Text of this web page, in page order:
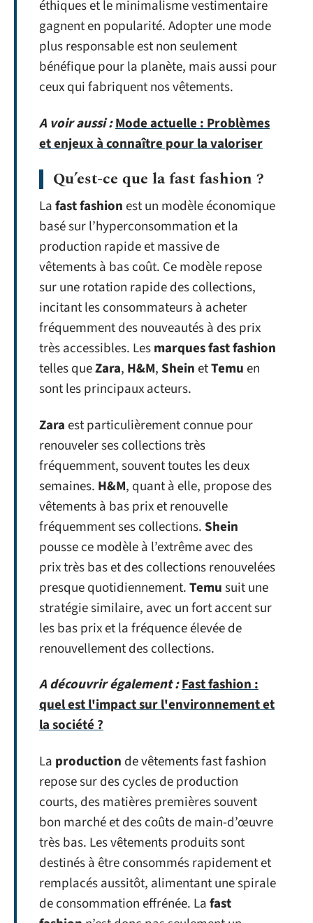
éthiques et le minimalisme vestimentaire
gagnent en popularité. Adopter une mode
plus responsable est non seulement
bénéfique pour la planète, mais aussi pour
ceux qui fabriquent nos vêtements.
A voir aussi :Mode actuelle : Problèmes
et enjeux à connaître pour la valoriser
Qu’est-ce que la fast fashion ?
Lafast fashionest un modèle économique
basé sur l’hyperconsommation et la
production rapide et massive de
vêtements à bas coût. Ce modèle repose
sur une rotation rapide des collections,
incitant les consommateurs à acheter
fréquemment des nouveautés à des prix
très accessibles. Lesmarques fast fashion
telles queZara, H&M,SheinetTemuen
sont les principaux acteurs.
Zaraest particulièrement connue pour
renouveler ses collections très
fréquemment, souvent toutes les deux
semaines. H&M, quant à elle, propose des
vêtements à bas prix et renouvelle
fréquemment ses collections.Shein
pousse ce modèle à l’extrême avec des
prix très bas et des collections renouvelées
presque quotidiennement.Temusuit une
stratégie similaire, avec un fort accent sur
les bas prix et la fréquence élevée de
renouvellement des collections.
A découvrir également :Fast fashion :
quel est l'impact sur l'environnement et
la société ?
La production de vêtements fast fashion
repose sur des cycles de production
courts, des matières premières souvent
bon marché et des coûts de main-d’œuvre
très bas. Les vêtements produits sont
destinés à être consommés rapidement et
remplacés aussitôt, alimentant une spirale
de consommation effrénée. Lafast